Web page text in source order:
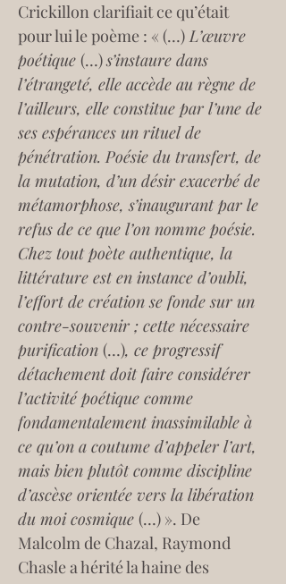
Crickillon clarifiait ce qu’était
pour lui le poème : « (…) L’œuvre
poétique (…) s’instaure dans
l’étrangeté, elle accède au règne de
l’ailleurs, elle constitue par l’une de
ses espérances un rituel de
pénétration. Poésie du transfert, de
la mutation, d’un désir exacerbé de
métamorphose, s’inaugurant par le
refus de ce que l’on nomme poésie.
Chez tout poète authentique, la
littérature est en instance d’oubli,
l’effort de création se fonde sur un
contre-souvenir ; cette nécessaire
purification (…), ce progressif
détachement doit faire considérer
l’activité poétique comme
fondamentalement inassimilable à
ce qu’on a coutume d’appeler l’art,
mais bien plutôt comme discipline
d’ascèse orientée vers la libération
du moi cosmique (…) ». De
Malcolm de Chazal, Raymond
Chasle a hérité la haine des